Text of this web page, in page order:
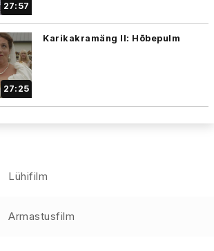
27:57
27:25
Karikakramäng II: Hõbepulm
Lühifilm
Armastusfilm